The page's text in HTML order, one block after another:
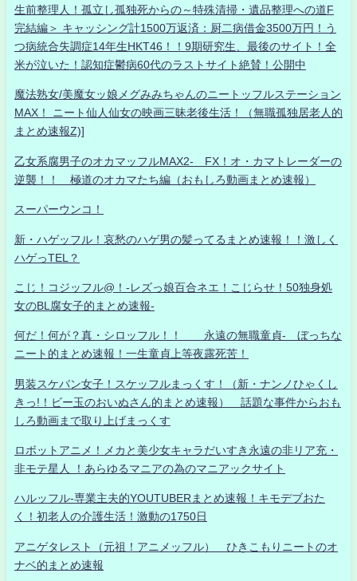
生前整理人！孤立し孤独死からの～特殊清掃・遺品整理への道F
完結編＞ キャッシング計1500万返済：厨二病借金3500万円！う
つ病統合失調症14年生HKT46！！9期研究生、最後のサイト！全
米が泣いた！認知症鬱病60代のラストサイト絶賛！公開中
魔法熟女/美魔女ッ娘メグみみちゃんのニートッフルステーション
MAX！ ニート仙人仙女の映画三昧老後生活！（無職孤独居老人的
まとめ速報Z)]
乙女系腐男子のオカマッフルMAX2- FX！オ・カマトレーダーの
逆襲！！ 極道のオカマたち編（おもしろ動画まとめ速報）
スーパーウンコ！
新・ハゲッフル！哀愁のハゲ男の髪ってるまとめ速報！！激しく
ハゲっTEL？
こじ！コジッフル@！-レズっ娘百合ネエ！こじらせ！50独身処
女のBL腐女子的まとめ速報-
何だ！何が？真・シロッフル！！ 永遠の無職童貞- ぼっちな
ニート的まとめ速報！一生童貞上等夜露死苦！
男装スケバン女子！スケッフルまっくす！（新・ナンノひゃくし
きっ!！ビー玉のおいぬさん的まとめ速報） 話題な事件からおも
しろ動画まで取り上げまっくす
ロボットアニメ！メカと美少女キャラだいすき永遠の非リア充・
非モテ星人 ！あらゆるマニアの為のマニアックサイト
ハルッフル-専業主夫的YOUTUBERまとめ速報！キモデブおた
く！初老人の介護生活！激動の1750日
アニゲタレスト（元祖！アニメッフル） ひきこもりニートのオ
ナベ的まとめ速報